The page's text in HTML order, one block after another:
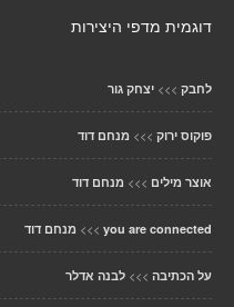
דוגמית מדפי היצירות
לחבק >>> יצחק גור
פוקוס ירוק >>> מנחם דוד
אוצר מילים >>> מנחם דוד
you are connected
>>> מנחם דוד
על הכתיבה >>> לבנה אדלר